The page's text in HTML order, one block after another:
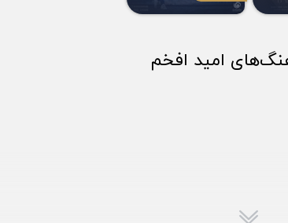
امید افخم